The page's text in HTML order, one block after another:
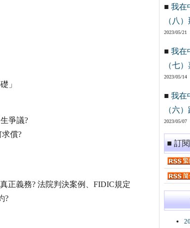
」
爭議?
償?
義務? 法院判決案例、FIDIC規定
?
■ 我在
（八
2023/05/21
■ 我在
（七
2023/05/14
■ 我在
（六
2023/05/07
■ 訂